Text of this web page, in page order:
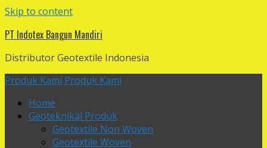
Skip to content
PT Indotex Bangun Mandiri
Distributor Geotextile Indonesia
Produk Kami Produk Kami
Home
Geoteknikal Produk
Geotextile Non Woven
Geotextile Woven